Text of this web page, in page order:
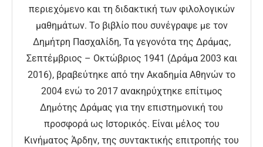
περιεχόμενο και τη διδακτική των φιλολογικών
μαθημάτων. Το βιβλίο που συνέγραψε με τον
Δημήτρη Πασχαλίδη, Τα γεγονότα της Δράμας,
Σεπτέμβριος – Οκτώβριος 1941 (Δράμα 2003 και
2016), βραβεύτηκε από την Ακαδημία Αθηνών το
2004 ενώ το 2017 ανακηρύχτηκε επίτιμος
Δημότης Δράμας για την επιστημονική του
προσφορά ως Ιστορικός. Είναι μέλος του
Κινήματος Άρδην, της συντακτικής επιτροπής του